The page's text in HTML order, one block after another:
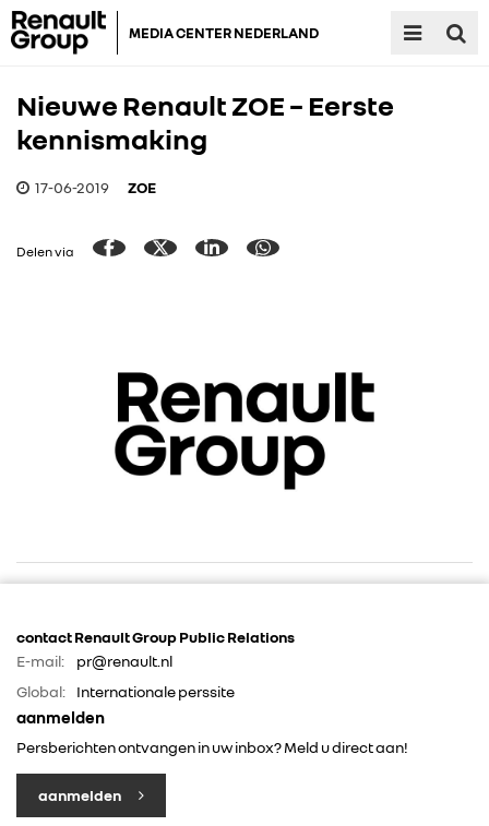
MEDIA CENTER NEDERLAND
RENAULT GROUP
RENAULT
DACIA
Nieuwe Renault ZOE – Eerste
kennismaking
17-06-2019 ZOE
Delen via
contact Renault Group Public Relations
E-mail:
pr@renault.nl
Global:
Internationale perssite
aanmelden
Persberichten ontvangen in uw inbox? Meld u direct aan!
aanmelden